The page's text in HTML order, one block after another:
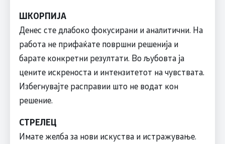
ШКОРПИЈА
Денес сте длабоко фокусирани и аналитични. На
работа не прифаќате површни решенија и
барате конкретни резултати. Во љубовта ја
цените искреноста и интензитетот на чувствата.
Избегнувајте расправии што не водат кон
решение.
СТРЕЛЕЦ
Имате желба за нови искуства и истражување.